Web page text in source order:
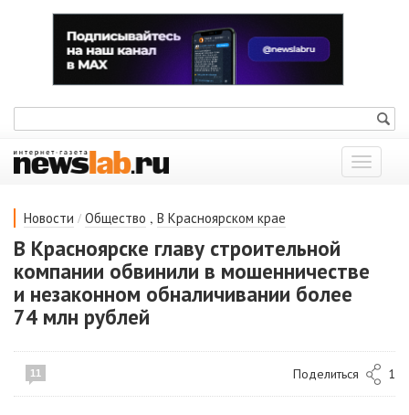
Показать
меню
Новости / Общество , В Красноярском крае
В Красноярске главу строительной
компании обвинили в мошенничестве
и незаконном обналичивании более
74 млн рублей
11 Поделиться 1